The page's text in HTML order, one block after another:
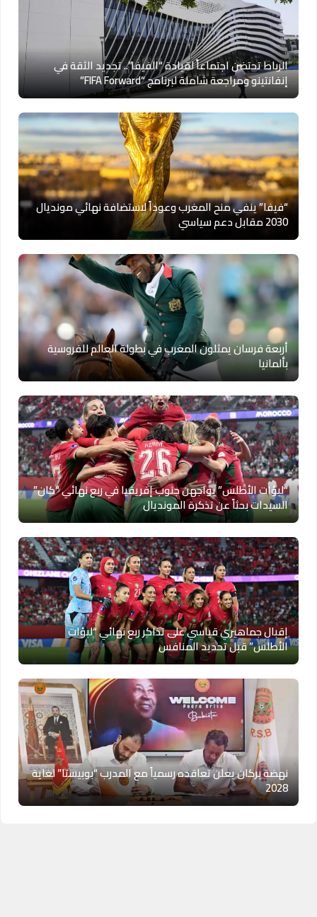
الرباط تحتضن اجتماعاً لقيادة “الفيفا”.. تجديد الثقة في
إنفانتينو ومراجعة شاملة لبرنامج “FIFA Forward”
“فيفا” ينفي منح المغرب وعوداً لاستضافة نهائي مونديال
2030 مقابل دعم سياسي
أربعة فرسان يمثلون المغرب في بطولة العالم للفروسية
بألمانيا
“لبؤات الأطلس” يواجهن جنوب إفريقيا في ربع نهائي “كان”
السيدات بحثاً عن تذكرة المونديال
إقبال جماهيري قياسي على تذاكر ربع نهائي “لبؤات
الأطلس” قبل تحديد المنافس
نهضة بركان يعلن تعاقده رسمياً مع المدرب “بوبيستا” لغاية
2028